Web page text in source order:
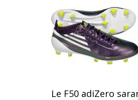
Le F50 adiZero